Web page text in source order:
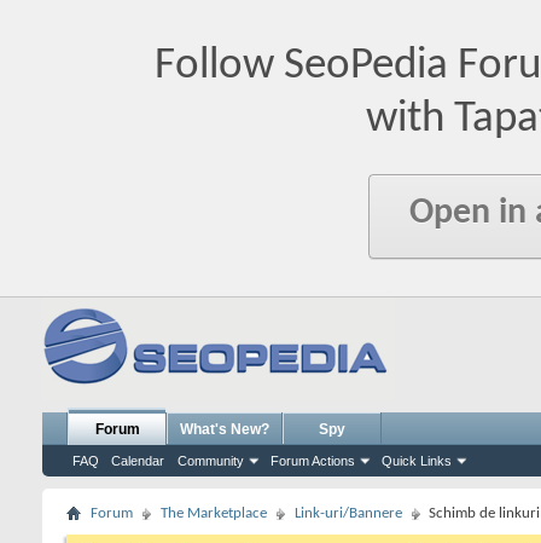
Follow SeoPedia
with
Open in
Forum
FAQ Calendar Community Forum Actions Quick Links
What's New? Spy
Forum The Marketplace Link-uri/Bannere Schimb de